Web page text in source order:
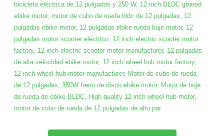
bicicleta eléctrica de 12 pulgadas y 250 W, 12 inch BLDC geared
ebike motor, motor de cubo de rueda bldc de 12 pulgadas
12
pulgadas ebike motor, 12 pulgadas ebike rueda buje motor, 12
pulgadas motor scooter eléctrico
12 inch electric scooter motor
factory, 12 inch electric scooter motor manufacturer, 12 pulgadas
de alta velocidad ebike motor, 12 inch wheel hub motor factory,
12 inch wheel hub motor manufacturer,
Motor de cubo de rueda
de 12 pulgadas
350W freno de disco ebike motor,
Motor de buje
de rueda de ebike BLDC
High quality 12 inch wheel hub motor,
motor de cubo de rueda de 12 pulgadas de alto par